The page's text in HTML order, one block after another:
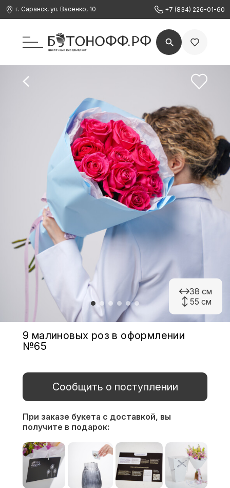
г. Саранск, ул. Васенко, 10 +7 (834) 226-01-60
38 см
55 см
9 малиновых роз в оформлении
№65
Сообщить о поступлении
При заказе букета с доставкой, вы
получите в подарок: